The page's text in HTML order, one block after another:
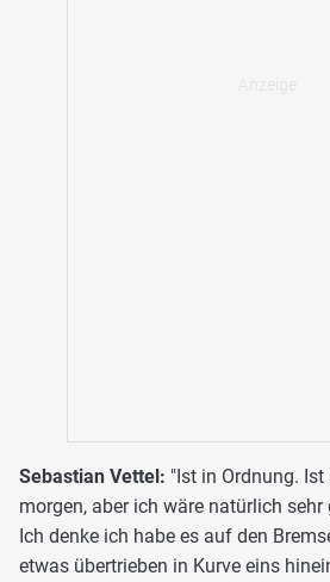
Sebastian Vettel: "Ist in Ordnung.
morgen, aber ich wäre natürlich sehr
Ich denke ich habe es auf den
etwas übertrieben in Kurve eins